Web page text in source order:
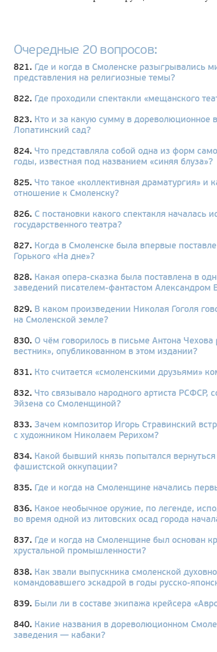
Очередные 20 вопросов:
821. Где и когда в Смоленске разыгрывались
представления на религиозные темы?
822. Где проходили спектакли «мещанского
823. Кто и за какую сумму в дореволюционное
Лопатинский сад?
824. Что представляла собой одна из форм
годы, известная под названием «синяя блуза»?
825. Что такое «коллективная драматургия» и
отношение к Смоленску?
826. С постановки какого спектакля началась
государственного театра?
827. Когда в Смоленске была впервые
Горького «На дне»?
828. Какая опера-сказка была поставлена в
заведений писателем-фантастом Александром
829. В каком произведении Николая Гоголя
на Смоленской земле?
830. О чём говорилось в письме Антона Чехова
вестник», опубликованном в этом издании?
831. Кто считается «смоленскими друзьями»
832. Что связывало народного артиста РСФСР,
Эйзена со Смоленщиной?
833. Зачем композитор Игорь Стравинский
с художником Николаем Рерихом?
834. Какой бывший князь попытался
фашистской оккупации?
835. Где и когда на Смоленщине начались
836. Какое необычное оружие, по легенде,
во время одной из литовских осад города
837. Где и когда на Смоленщине был основан
хрустальной промышленности?
838. Как звали выпускника смоленской
командовавшего эскадрой в годы русско-
839. Были ли в составе экипажа крейсера
840. Какие названия в дореволюционном
заведения — кабаки?